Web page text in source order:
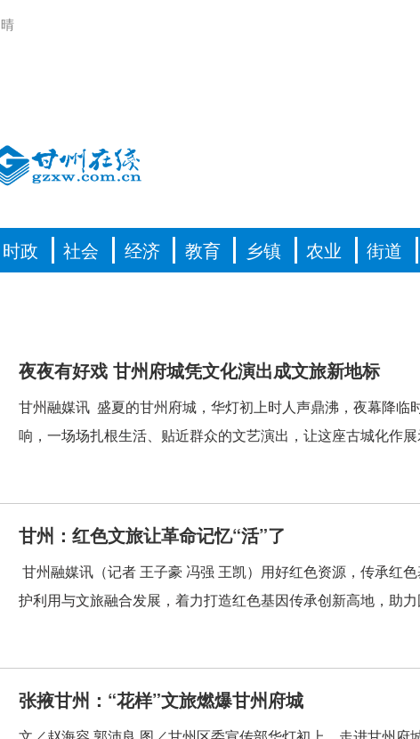
晴
时政 社会 经济 教育 乡镇 农业 街道
夜夜有好戏 甘州府城凭文化演出成文旅新地标
甘州融媒讯 盛夏的甘州府城，华灯初上时人声鼎沸，夜幕降
响，一场场扎根生活、贴近群众的文艺演出，让这座古城化作
甘州：红色文旅让革命记忆“活”了
甘州融媒讯（记者 王子豪 冯强 王凯）用好红色资源，传承红
护利用与文旅融合发展，着力打造红色基因传承创新高地，助
张掖甘州：“花样”文旅燃爆甘州府城